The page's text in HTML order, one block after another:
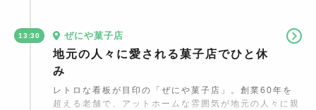
13:30 ぜにや菓子店
地元の人々に愛される菓子店でひと休
み
レトロな看板が目印の「ぜにや菓子店」。創業60年を
超える老舗で、アットホームな雰囲気が地元の人々に親